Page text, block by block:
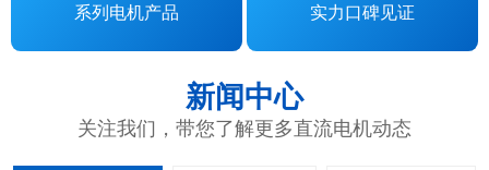
系列电机产品 实力口碑见证
新闻中心
关注我们，带您了解更多直流电机动态